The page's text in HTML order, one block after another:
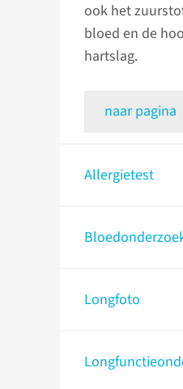
ook het
bloed en de
hartslag.
naar pagina
Allergietest
Longfoto